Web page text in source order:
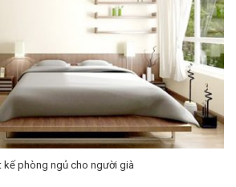
kế phòng ngủ cho người già